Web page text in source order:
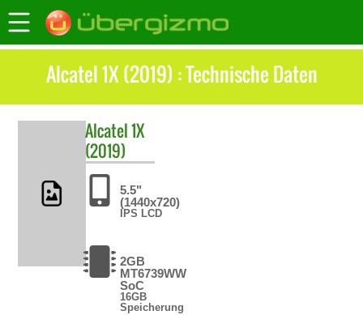
Alcatel 1X (2019) : Technische Daten
Alcatel1X
(2019)
5.5"
(1440x720)
IPS LCD
2GB
MT6739WW
SoC
16GB
Speicherung